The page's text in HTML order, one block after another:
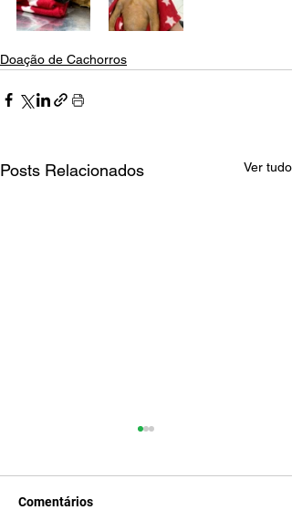
Doação de Cachorros
Posts Relacionados Ver tudo
Comentários